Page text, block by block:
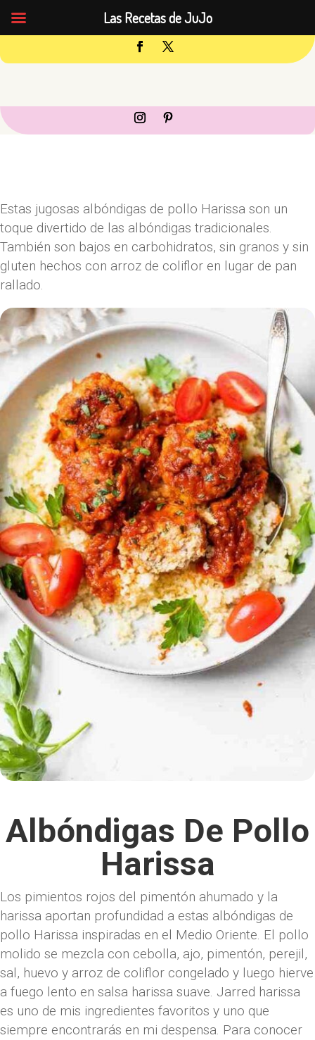
Estas jugosas albóndigas de pollo Harissa son un
toque divertido de las albóndigas tradicionales.
También son bajos en carbohidratos, sin granos y sin
gluten hechos con arroz de coliflor en lugar de pan
rallado.
Albóndigas De Pollo
Harissa
Los pimientos rojos del pimentón ahumado y la
harissa aportan profundidad a estas albóndigas de
pollo Harissa inspiradas en el Medio Oriente. El pollo
molido se mezcla con cebolla, ajo, pimentón, perejil,
sal, huevo y arroz de coliflor congelado y luego hierve
a fuego lento en salsa harissa suave. Jarred harissa
es uno de mis ingredientes favoritos y uno que
siempre encontrarás en mi despensa. Para conocer
Las Recetas de JuJo